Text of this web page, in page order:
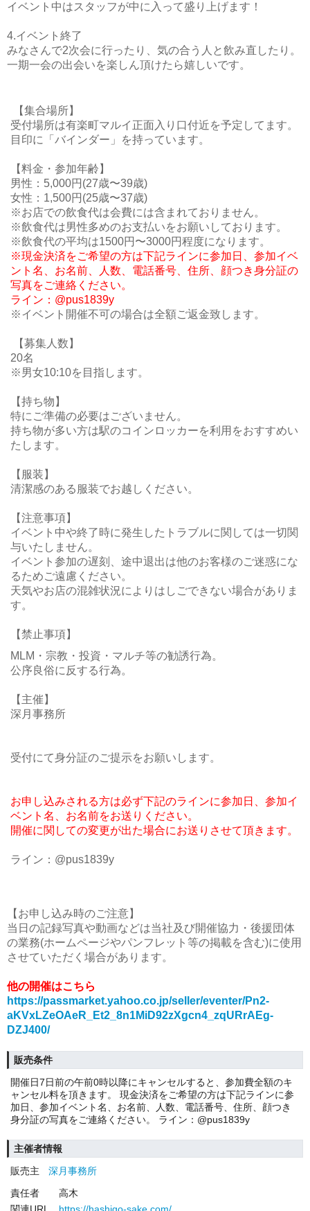
イベント中はスタッフが中に入って盛り上げます！
4.イベント終了
みなさんで2次会に行ったり、気の合う人と飲み直したり。
一期一会の出会いを楽しん頂けたら嬉しいです。
【集合場所】
受付場所は有楽町マルイ正面入り口付近を予定してます。
目印に「バインダー」を持っています。
【料金・参加年齢】
男性：5,000円(27歳〜39歳)
女性：1,500円 (25歳〜37歳)
※お店での飲食代は会費には含まれておりません。
※飲食代は男性多めのお支払いをお願いしております。
※飲食代の平均は1500円〜3000円程度になります。
※現金決済をご希望の方は下記ラインに参加日、参加イベ
ント名、お名前、人数、電話番号、住所、顔つき身分証の
写真をご連絡ください。
ライン：@pus1839y
※イベント開催不可の場合は全額ご返金致します。
【募集人数】
20名
※男女10:10を目指します。
【持ち物】
特にご準備の必要はございません。
持ち物が多い方は駅のコインロッカーを利用をおすすめい
たします。
【服装】
清潔感のある服装でお越しください。
【注意事項】
イベント中や終了時に発生したトラブルに関しては一切関
与いたしません。
イベント参加の遅刻、途中退出は他のお客様のご迷惑にな
るためご遠慮ください。
天気やお店の混雑状況によりはしごできない場合がありま
す。
【禁止事項】
MLM・宗教・投資・マルチ等の勧誘行為。
公序良俗に反する行為。
【主催】
深月事務所
受付にて身分証のご提示をお願いします。
お申し込みされる方は必ず下記のラインに参加日、参加イ
ベント名、お名前をお送りください。
開催に関しての変更が出た場合にお送りさせて頂きます。
ライン：@pus1839y
【お申し込み時のご注意】
当日の記録写真や動画などは当社及び開催協力・後援団体
の業務(ホームページやパンフレット等の掲載を含む)に使用
させていただく場合があります。
他の開催はこちら
https://passmarket.yahoo.co.jp/seller/eventer/Pn2-
aKVxLZeOAeR_Et2_8n1MiD92zXgcn4_zqURrAEg-
DZJ400/
販売条件
開催日7日前の午前0時以降にキャンセルすると、参加費全額のキ
ャンセル料を頂きます。 現金決済をご希望の方は下記ラインに参
加日、参加イベント名、お名前、人数、電話番号、住所、顔つき
身分証の写真をご連絡ください。 ライン：@pus1839y
主催者情報
販売主
深月事務所
責任者
高木